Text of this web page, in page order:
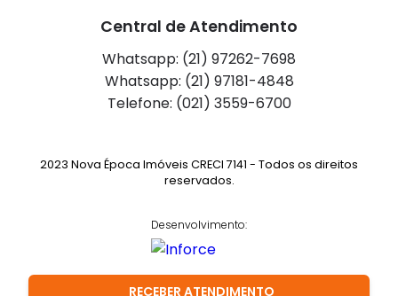
RECEBER ATENDIMENTO
Central de Atendimento
Whatsapp: (21) 97262-7698
Whatsapp: (21) 97181-4848
Telefone: (021) 3559-6700
2023 Nova Época Imóveis CRECI 7141 - Todos os direitos
reservados.
Desenvolvimento: